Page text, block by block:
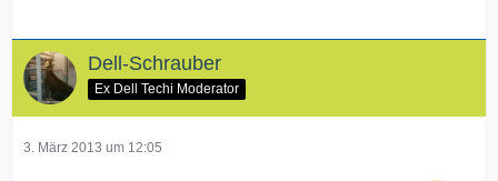
Dell-Schrauber
Ex Dell Techi Moderator
3. März 2013 um 12:05